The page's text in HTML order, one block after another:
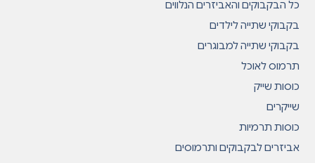
כל הבקבוקים והאביזרים הנלווים
בקבוקי שתייה לילדים
בקבוקי שתייה למבוגרים
תרמוס לאוכל
כוסות שייק
שייקרים
כוסות תרמיות
אביזרים לבקבוקים ותרמוסים